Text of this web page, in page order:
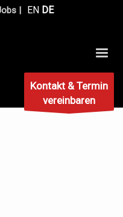
| EN DE
Kontakt & Termin
vereinbaren